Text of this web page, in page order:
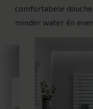
comfortabele
minder water én